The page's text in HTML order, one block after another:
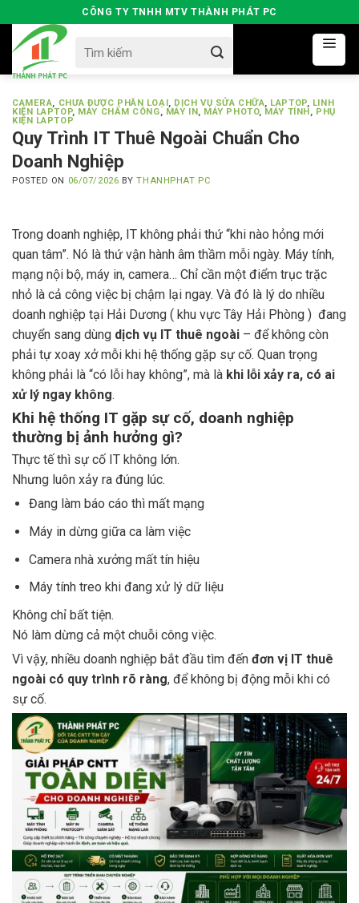
to
content
CÔNG TY TNHH MTV THÀNH PHÁT PC
for:
CAMERA, CHƯA ĐƯỢC PHÂN LOẠI, DỊCH VỤ SỬA CHỮA, LAPTOP, LINH
KIỆN LAPTOP, MÁY CHẤM CÔNG, MÁY IN, MÁY PHOTO, MÁY TÍNH, PHỤ
KIỆN LAPTOP
Quy Trình IT Thuê Ngoài Chuẩn Cho
Doanh Nghiệp
POSTED ON 06/07/2026 BYTHANHPHAT PC
Trong doanh nghiệp, IT không phải thứ “khi nào hỏng mới
quan tâm”. Nó là thứ vận hành âm thầm mỗi ngày. Máy tính,
mạng nội bộ, máy in, camera… Chỉ cần một điểm trục trặc
nhỏ là cả công việc bị chậm lại ngay. Và đó là lý do nhiều
doanh nghiệp tại Hải Dương ( khu vực Tây Hải Phòng ) đang
chuyển sang dùng dịch vụ IT thuê ngoài – để không còn
phải tự xoay xở mỗi khi hệ thống gặp sự cố. Quan trọng
không phải là “có lỗi hay không”, mà là khi lỗi xảy ra, có ai
xử lý ngay không.
Khi hệ thống IT gặp sự cố, doanh nghiệp
thường bị ảnh hưởng gì?
Thực tế thì sự cố IT không lớn.
Nhưng luôn xảy ra đúng lúc.
Đang làm báo cáo thì mất mạng
Máy in dừng giữa ca làm việc
Camera nhà xưởng mất tín hiệu
Máy tính treo khi đang xử lý dữ liệu
Không chỉ bất tiện.
Nó làm dừng cả một chuỗi công việc.
Vì vậy, nhiều doanh nghiệp bắt đầu tìm đến đơn vị IT thuê
ngoài có quy trình rõ ràng, để không bị động mỗi khi có
sự cố.